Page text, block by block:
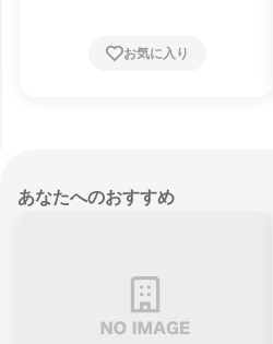
お気に入り
あなたへのおすすめ